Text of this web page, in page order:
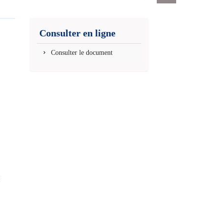
fenêtre)
Consulter en ligne
Consulter le document